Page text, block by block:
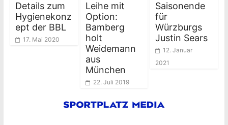
Details zum
Hygienekonz
ept der BBL
17. Mai 2020
Leihe mit
Option:
Bamberg
holt
Weidemann
aus
München
22. Juli 2019
Saisonende
für
Würzburgs
Justin Sears
12. Januar
2021